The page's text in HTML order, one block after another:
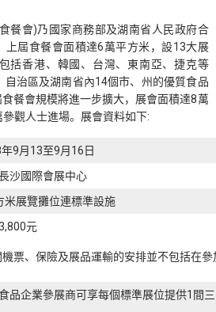
餐會)乃國家商務部及湖南省人民政府合
上屆食餐會面積達6萬平方米，設13大展
括香港、韓國、台灣、東南亞、捷克等
治區及湖南省內14個市、州的優質食品
餐會規模將進一步擴大，展會面積達8萬
觀人士進場。展會資料如下:
9月13至9月16日
沙國際會展中心
米展覽攤位連標準設施
元
機票、保險及展品運輸的安排並不包括在
品企業參展商可享每個標準展位提供1間